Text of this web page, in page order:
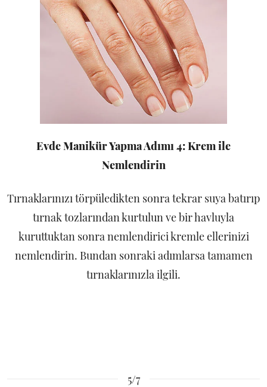
Evde Manikür Yapma Adımı 4: Krem ile
Nemlendirin
Tırnaklarınızı törpüledikten sonra tekrar suya batırıp
tırnak tozlarından kurtulun ve bir havluyla
kuruttuktan sonra nemlendirici kremle ellerinizi
nemlendirin. Bundan sonraki adımlarsa tamamen
tırnaklarınızla ilgili.
5/7